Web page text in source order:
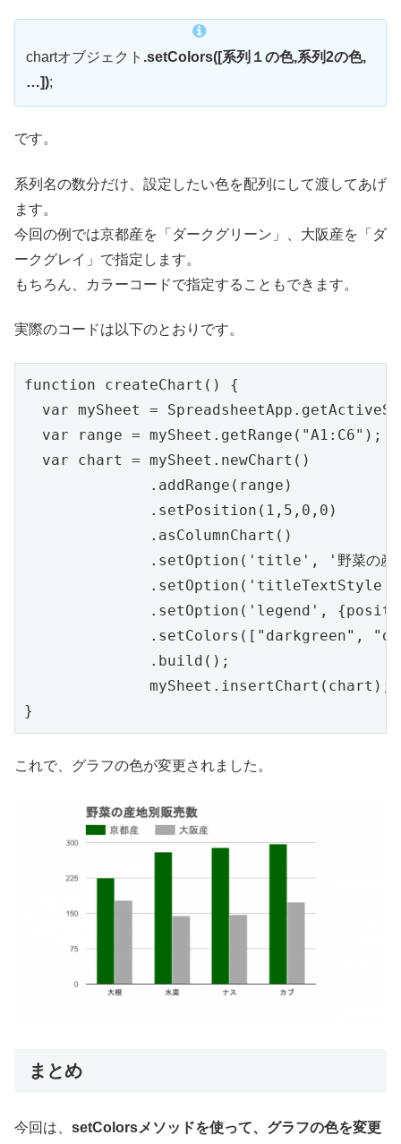
chartオブジェクト .setColors([系列１の色,系列2の色,
…]);
です。
系列名の数分だけ、設定したい色を配列にして渡してあげ
ます。
今回の例では京都産を「ダークグリーン」、大阪産を「ダ
ークグレイ」で指定します。
もちろん、カラーコードで指定することもできます。
実際のコードは以下のとおりです。
function createChart() {
var mySheet =
  var range = mySheet.getRange("A1:C6");
  var chart = mySheet.newChart()
              .addRange(range)
              .setPosition(1,5,0,0)
              .asColumnChart()
.setOption('title', '野菜の産
.setOption('legend',
.setColors(["darkgreen",
              .build();
              mySheet.insertChart(chart);
これで、グラフの色が変更されました。
まとめ
今回は、 setColorsメソッドを使って、グラフの色を変更